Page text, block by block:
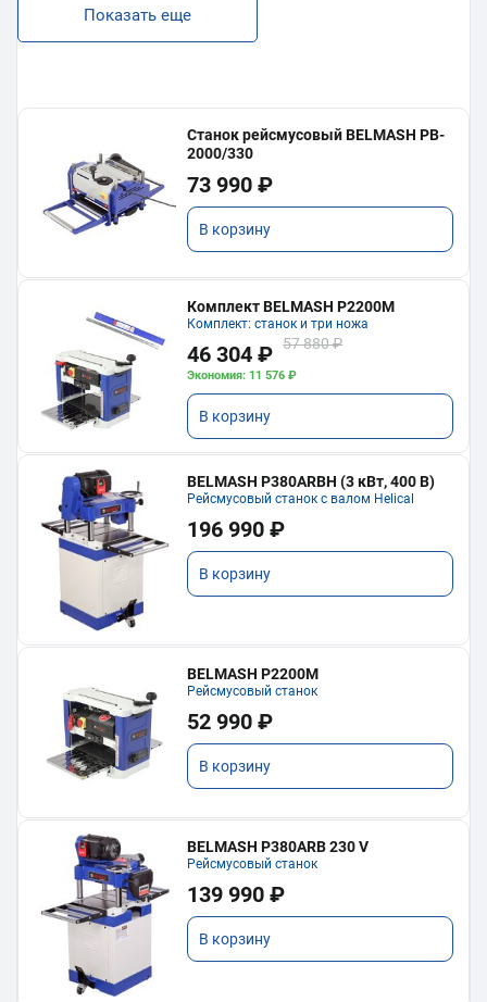
Показать еще
Станок рейсмусовый BELMASH PB-
2000/330
73 990 ₽
В корзину
Комплект BELMASH P2200M
Комплект: станок и три ножа
46 304 ₽ 57 880 ₽
Экономия: 11 576 ₽
В корзину
BELMASH P380ARBH (3 кВт, 400 В)
Рейсмусовый станок с валом Helical
196 990 ₽
В корзину
BELMASH P2200M
Рейсмусовый станок
52 990 ₽
В корзину
BELMASH P380ARB 230 V
Рейсмусовый станок
139 990 ₽
В корзину